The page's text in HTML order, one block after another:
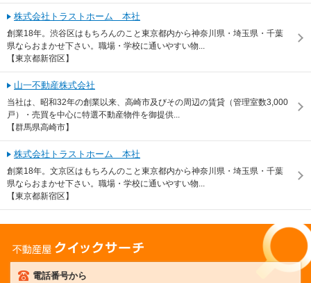
株式会社トラストホーム 本社
創業18年。渋谷区はもちろんのこと東京都内から神奈川県・埼玉県・千葉
県ならおまかせ下さい。職場・学校に通いやすい物...
【東京都新宿区】
山一不動産株式会社
当社は、昭和32年の創業以来、高崎市及びその周辺の賃貸（管理室数3,000
戸）・売買を中心に特選不動産物件を御提供...
【群馬県高崎市】
株式会社トラストホーム 本社
創業18年。文京区はもちろんのこと東京都内から神奈川県・埼玉県・千葉
県ならおまかせ下さい。職場・学校に通いやすい物...
【東京都新宿区】
不動産屋クイックサーチ
電話番号から